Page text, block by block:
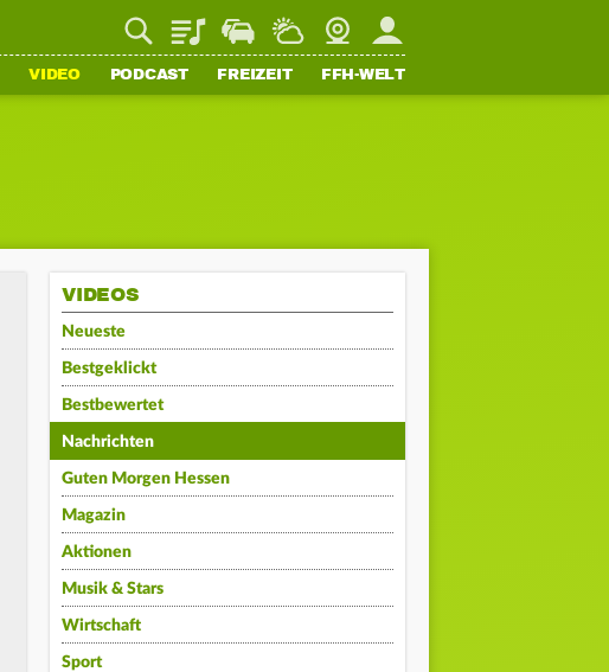
PlaylistStaupilotWetterWebcamMein FFH
VIDEO PODCAST FREIZEIT FFH-WELT
VIDEOS
Neueste
Bestgeklickt
Bestbewertet
Nachrichten
Guten Morgen Hessen
Magazin
Aktionen
Musik & Stars
Wirtschaft
Sport